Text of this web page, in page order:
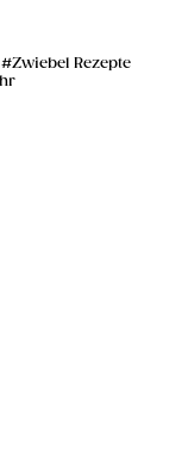
Zwiebel Rezepte